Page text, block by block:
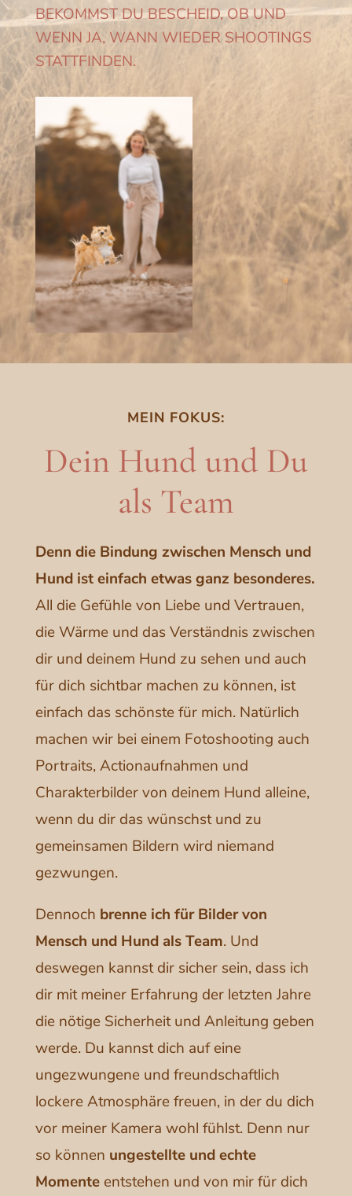
BEKOMMST DU BESCHEID, OB UND
WENN JA, WANN WIEDER SHOOTINGS
STATTFINDEN.
MEIN FOKUS:
Dein Hund und Du
als Team
Denn die Bindung zwischen Mensch und
Hund ist einfach etwas ganz besonderes.
All die Gefühle von Liebe und Vertrauen,
die Wärme und das Verständnis zwischen
dir und deinem Hund zu sehen und auch
für dich sichtbar machen zu können, ist
einfach das schönste für mich. Natürlich
machen wir bei einem Fotoshooting auch
Portraits, Actionaufnahmen und
Charakterbilder von deinem Hund alleine,
wenn du dir das wünschst und zu
gemeinsamen Bildern wird niemand
gezwungen.
Dennoch brenne ich für Bilder von
Mensch und Hund als Team. Und
deswegen kannst dir sicher sein, dass ich
dir mit meiner Erfahrung der letzten Jahre
die nötige Sicherheit und Anleitung geben
werde. Du kannst dich auf eine
ungezwungene und freundschaftlich
lockere Atmosphäre freuen, in der du dich
vor meiner Kamera wohl fühlst. Denn nur
so können ungestellte und echte
Momenteentstehen und von mir für dich